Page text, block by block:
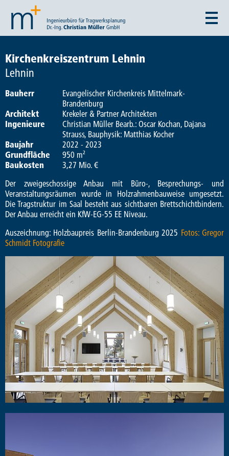
Kirchenkreiszentrum Lehnin
Lehnin
Bauherr
Evangelischer Kirchenkreis Mittelmark-
Brandenburg
Architekt Krekeler & Partner Architekten
Ingenieure
Christian Müller Bearb.: Oscar Kochan, Dajana
Strauss, Bauphysik: Matthias Kocher
Baujahr 2022 - 2023
Grundfläche 950 m²
Baukosten
3,27 Mio. €
Der zweigeschossige Anbau mit Büro-, Besprechungs- und
Veranstaltungsräumen wurde in Holzrahmenbauweise umgesetzt.
Die Tragstruktur im Saal besteht aus sichtbaren Brettschichtbindern.
Der Anbau erreicht ein KfW-EG-55 EE Niveau.
Auszeichnung: Holzbaupreis Berlin-Brandenburg 2025 Fotos: Gregor
Schmidt Fotografie